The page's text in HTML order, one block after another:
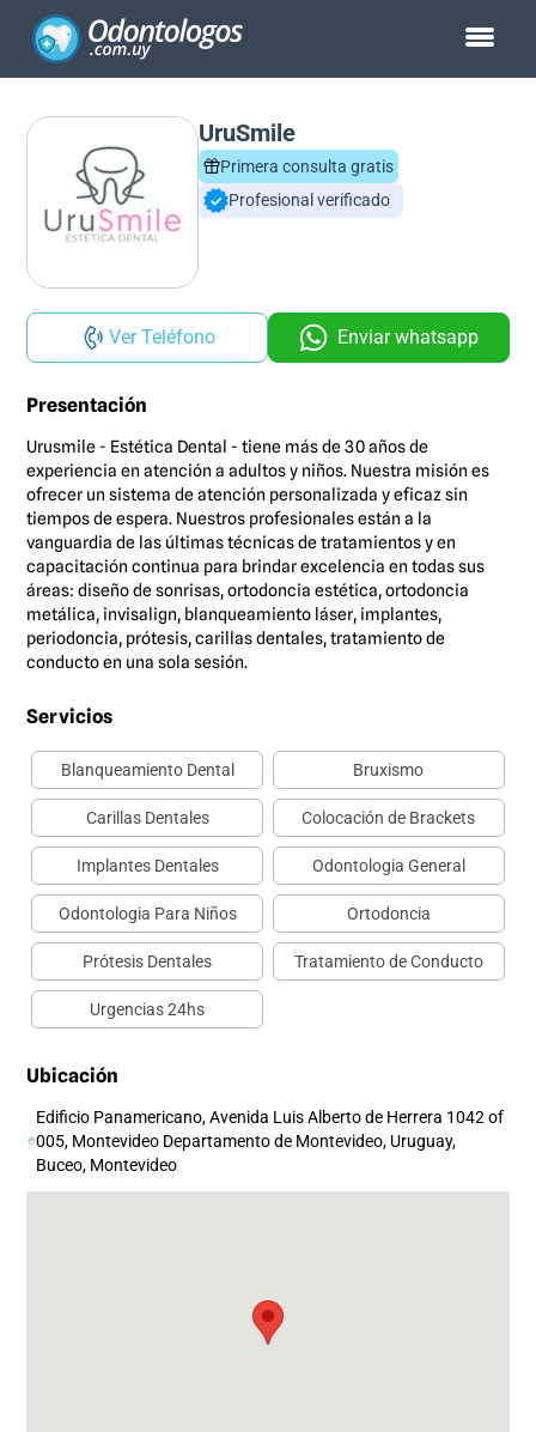
UruSmile
Primera consulta gratis
Profesional verificado
Ver Teléfono Enviar whatsapp
Presentación
Urusmile - Estética Dental - tiene más de 30 años de
experiencia en atención a adultos y niños. Nuestra misión es
ofrecer un sistema de atención personalizada y eficaz sin
tiempos de espera. Nuestros profesionales están a la
vanguardia de las últimas técnicas de tratamientos y en
capacitación continua para brindar excelencia en todas sus
áreas: diseño de sonrisas, ortodoncia estética, ortodoncia
metálica, invisalign, blanqueamiento láser, implantes,
periodoncia, prótesis, carillas dentales, tratamiento de
conducto en una sola sesión.
Servicios
Blanqueamiento Dental Bruxismo
Carillas Dentales Colocación de Brackets
Implantes Dentales Odontologia General
Odontologia Para Niños Ortodoncia
Prótesis Dentales Tratamiento de Conducto
Urgencias 24hs
Ubicación
Edificio Panamericano, Avenida Luis Alberto de Herrera 1042 of
005, Montevideo Departamento de Montevideo, Uruguay,
Buceo, Montevideo